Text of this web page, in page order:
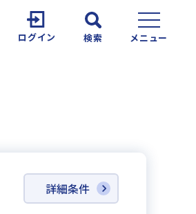
ログイン 検索 メニュー
詳細条件